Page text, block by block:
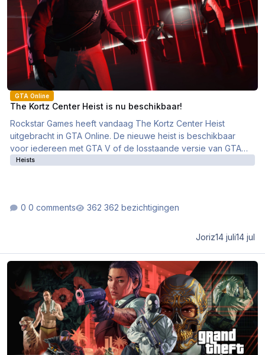
GTA Online
The Kortz Center Heist is nu beschikbaar!
Rockstar Games heeft vandaag The Kortz Center Heist
uitgebracht in GTA Online. De nieuwe heist is beschikbaar
voor iedereen met GTA V of de losstaande versie van GTA
Online.
Heists
0 comments 362 bezichtigingen
Joriz14 juli14 jul
The Kortz Center Heist komt op 14 juli naar GTA Online!